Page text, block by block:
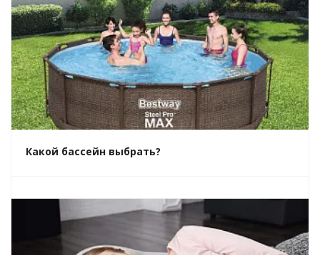
Какой бассейн выбрать?